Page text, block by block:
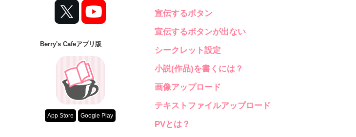
宣伝するボタン
宣伝するボタンが出ない
シークレット設定
小説(作品)を書くには？
画像アップロード
テキストファイルアップロード
PVとは？
Berry's Cafeアプリ版
App Store Google Play